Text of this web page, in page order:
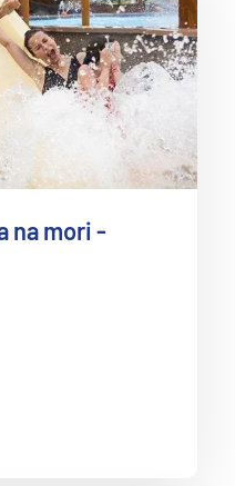
na mori -